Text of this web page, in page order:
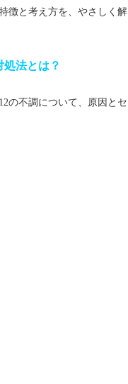
徴と考え方を、やさしく解
処法とは？
12の不調について、原因とセ